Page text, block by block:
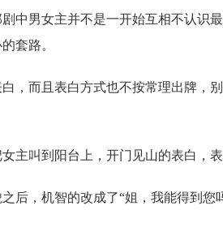
剧中男女主并不是一开始互相不认识
套路。
，而且表白方式也不按常理出牌，
主叫到阳台上，开门见山的表白，
后，机智的改成了“姐，我能得到您